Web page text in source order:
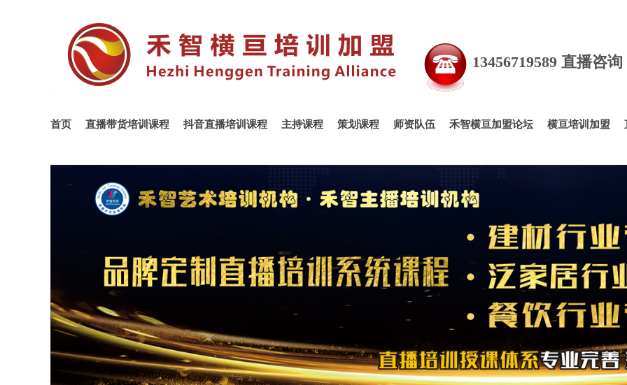
13456719589 直播咨
首页 直播带货培训课程 抖音直播培训课程 主持课程 策划课程 师资队伍 禾智横亘加盟论坛 横亘培训加盟